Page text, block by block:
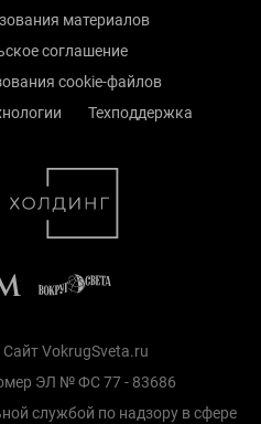
материалов
соглашение
cookie-файлов
Техподдержка
Сайт VokrugSveta.ru
ЭЛ № ФС 77 - 83686
службой по надзору в сфере